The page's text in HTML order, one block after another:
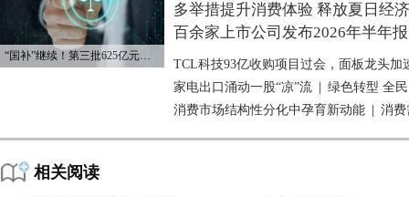
“国补”继续！第三批625亿元资金已下达
多举措提升消费体验 释放夏日经
百余家上市公司发布2026年半年报
TCL科技93亿收购项目过会，面板龙头加
家电出口涌动一股“凉”流
绿色转型 全
消费市场结构性分化中孕育新动能
消费
相关阅读